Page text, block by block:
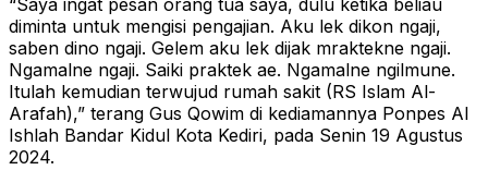
“Saya ingat pesan orang tua saya, dulu ketika beliau
diminta untuk mengisi pengajian. Aku lek dikon ngaji,
saben dino ngaji. Gelem aku lek dijak mraktekne ngaji.
Ngamalne ngaji. Saiki praktek ae. Ngamalne ngilmune.
Itulah kemudian terwujud rumah sakit (RS Islam Al-
Arafah),” terang Gus Qowim di kediamannya Ponpes Al
Ishlah Bandar Kidul Kota Kediri, pada Senin 19 Agustus
2024.